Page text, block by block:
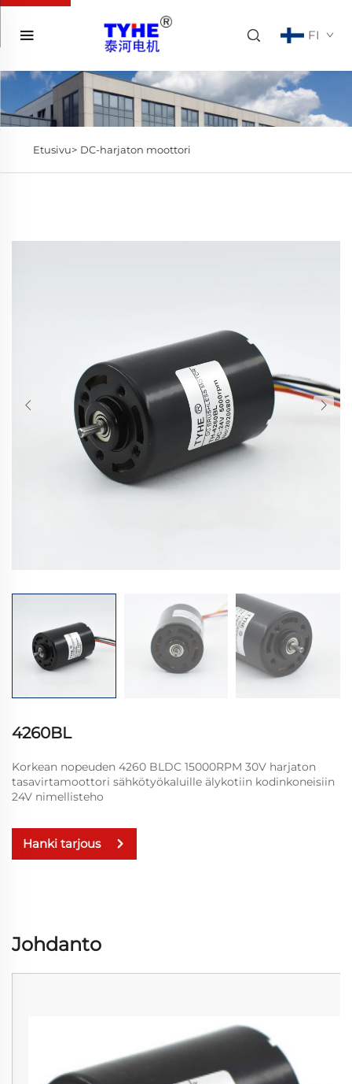
FI
Etusivu> DC-harjaton moottori
4260BL
Korkean nopeuden 4260 BLDC 15000RPM 30V harjaton
tasavirtamoottori sähkötyökaluille älykotiin kodinkoneisiin
24V nimellisteho
Hanki tarjous
Johdanto